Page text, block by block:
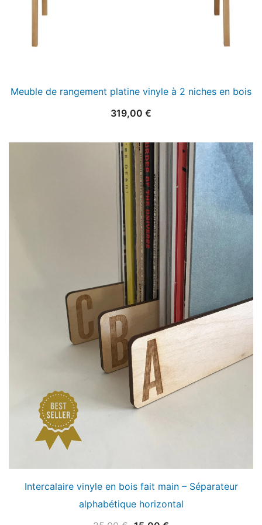
Meuble de rangement platine vinyle à 2 niches en bois
319,00 €
Intercalaire vinyle en bois fait main – Séparateur
alphabétique horizontal